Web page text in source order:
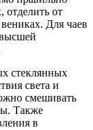
от
Для чаев
стеклянных
света и
смешивать
Также
в